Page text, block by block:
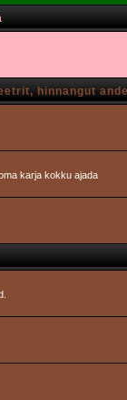
hinnangut
karja kokku ajada